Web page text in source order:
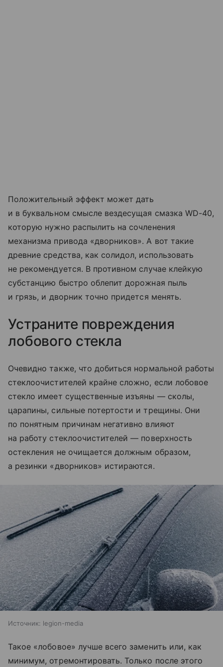
Положительный эффект может дать
и в буквальном смысле вездесущая смазка WD-40,
которую нужно распылить на сочленения
механизма привода «дворников». А вот такие
древние средства, как солидол, использовать
не рекомендуется. В противном случае клейкую
субстанцию быстро облепит дорожная пыль
и грязь, и дворник точно придется менять.
Устраните повреждения
лобового стекла
Очевидно также, что добиться нормальной работы
стеклоочистителей крайне сложно, если лобовое
стекло имеет существенные изъяны — сколы,
царапины, сильные потертости и трещины. Они
по понятным причинам негативно влияют
на работу стеклоочистителей — поверхность
остекления не очищается должным образом,
а резинки «дворников» истираются.
Источник: legion-media
Такое «лобовое» лучше всего заменить или, как
минимум, отремонтировать. Только после этого